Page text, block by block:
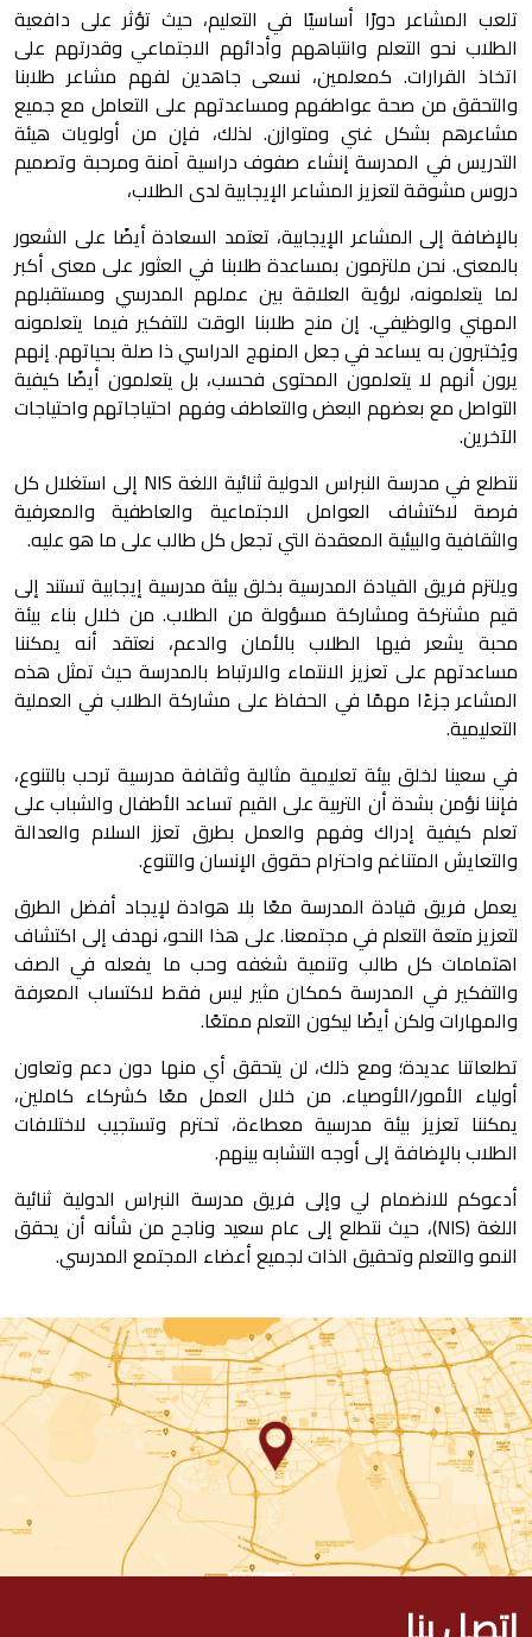
تلعب المشاعر دورًا أساسيًا في التعليم، حيث تؤثر على دافعية
الطلاب نحو التعلم وانتباههم وأدائهم الاجتماعي وقدرتهم على
اتخاذ القرارات. كمعلمين، نسعى جاهدين لفهم مشاعر طلابنا
والتحقق من صحة عواطفهم ومساعدتهم على التعامل مع جميع
مشاعرهم بشكل غني ومتوازن. لذلك، فإن من أولويات هيئة
التدريس في المدرسة إنشاء صفوف دراسية آمنة ومرحبة وتصميم
دروس مشوقة لتعزيز المشاعر الإيجابية لدى الطلاب،
بالإضافة إلى المشاعر الإيجابية، تعتمد السعادة أيضًا على الشعور
بالمعنى. نحن ملتزمون بمساعدة طلابنا في العثور على معنى أكبر
لما يتعلمونه، لرؤية العلاقة بين عملهم المدرسي ومستقبلهم
المهني والوظيفي. إن منح طلابنا الوقت للتفكير فيما يتعلمونه
ويُختبرون به يساعد في جعل المنهج الدراسي ذا صلة بحياتهم. إنهم
يرون أنهم لا يتعلمون المحتوى فحسب، بل يتعلمون أيضًا كيفية
التواصل مع بعضهم البعض والتعاطف وفهم احتياجاتهم واحتياجات
الآخرين.
نتطلع في مدرسة النبراس الدولية ثنائية اللغة NIS إلى استغلال كل
فرصة لاكتشاف العوامل الاجتماعية والعاطفية والمعرفية
والثقافية والبيئية المعقدة التي تجعل كل طالب على ما هو عليه.
ويلتزم فريق القيادة المدرسية بخلق بيئة مدرسية إيجابية تستند إلى
قيم مشتركة ومشاركة مسؤولة من الطلاب. من خلال بناء بيئة
محبة يشعر فيها الطلاب بالأمان والدعم، نعتقد أنه يمكننا
مساعدتهم على تعزيز الانتماء والارتباط بالمدرسة حيث تمثل هذه
المشاعر جزءًا مهمًا في الحفاظ على مشاركة الطلاب في العملية
التعليمية.
في سعينا لخلق بيئة تعليمية مثالية وثقافة مدرسية ترحب بالتنوع،
فإننا نؤمن بشدة أن التربية على القيم تساعد الأطفال والشباب على
تعلم كيفية إدراك وفهم والعمل بطرق تعزز السلام والعدالة
والتعايش المتناغم واحترام حقوق الإنسان والتنوع.
يعمل فريق قيادة المدرسة معًا بلا هوادة لإيجاد أفضل الطرق
لتعزيز متعة التعلم في مجتمعنا. على هذا النحو، نهدف إلى اكتشاف
اهتمامات كل طالب وتنمية شغفه وحب ما يفعله في الصف
والتفكير في المدرسة كمكان مثير ليس فقط لاكتساب المعرفة
والمهارات ولكن أيضًا ليكون التعلم ممتعًا.
تطلعاتنا عديدة؛ ومع ذلك، لن يتحقق أي منها دون دعم وتعاون
أولياء الأمور/الأوصياء. من خلال العمل معًا كشركاء كاملين،
يمكننا تعزيز بيئة مدرسية معطاءة، تحترم وتستجيب لاختلافات
الطلاب بالإضافة إلى أوجه التشابه بينهم.
أدعوكم للانضمام ل ي وإلى فريق مدرسة النبراس الدولية ثنائية
اللغة (NIS)، حيث نتطلع إلى عام سعيد وناجح من شأنه أن يحقق
النمو والتعلم وتحقيق الذات لجميع أعضاء المجتمع المدرسي.